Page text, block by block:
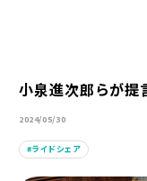
ホーム
小泉進次郎らが提
2024/05/30
ライドシェア